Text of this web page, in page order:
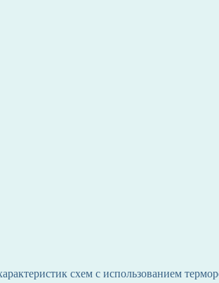
схем с использованием